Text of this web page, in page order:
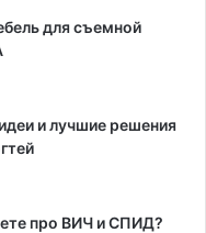
для съемной
и лучшие решения
про ВИЧ и СПИД?